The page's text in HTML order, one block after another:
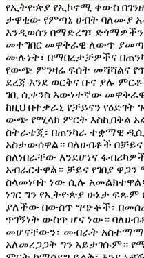
የኢትዮጵያ የኢኮኖሚ ቀውስ
ታዋቂው የምጣኔ ሀብት ባለሙያ አቶ
እንዲወሰን በማድረግ፣
መተግበር መዋቅራዊ ለውጥ
ሙሉነት፣ በማበረታቻዎችና
የውጭ ምንዛሬ ፍሰት መሻሻልና
ደረጃ እንደ ወርቅና ቡና ያሉ
ገቢ ሲቀንስ እውነተኛው
ከዚህ በተቃራኒ የቻይናን የዕድገት
ውጭ የሚላክ ምርት እስኪበቅል
ስትራቴጂ፣ በጠንካራ ተቋማዊ
አስታውሰዋል። ባለሀብቶች
ስለነበራቸው እንደሆነና
አብራርተዋል። ቻይና የገበያ
ስላመነባት ነው ሲሉ
ነገር ግን የኢትዮጵያ ሁኔታ ፍጹም
ያለችው በውስጥ ግጭቶች፣
ጥገኝነት ውስጥ ሆና ነው።
መሆናቸውን፣ መብራት
አለመረጋጋት ግን አይታገሱም።